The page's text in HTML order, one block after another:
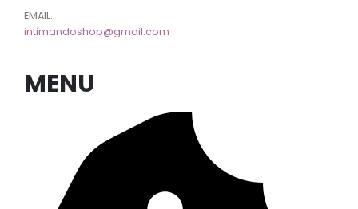
EMAIL:
intimandoshop@gmail.com
MENU